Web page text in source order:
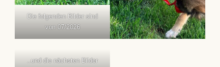
Die folgenden Bilder slnd
von 07/2026
..und die nächsten Bilder